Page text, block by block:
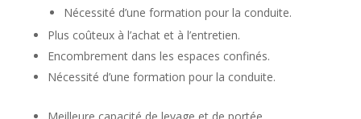
Nécessité d’une formation pour la conduite.
Plus coûteux à l’achat et à l’entretien.
Encombrement dans les espaces confinés.
Nécessité d’une formation pour la conduite.